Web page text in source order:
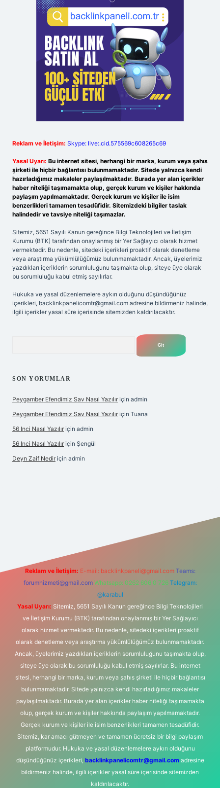
Reklam ve İletişim: Skype: live:.cid.575569c608265c69
Yasal Uyarı: Bu internet sitesi, herhangi bir marka, kurum veya şahıs
şirketi ile hiçbir bağlantısı bulunmamaktadır. Sitede yalnızca kendi
hazırladığımız makaleler paylaşılmaktadır. Burada yer alan içerikler
haber niteliği taşımamakta olup, gerçek kurum ve kişiler hakkında
paylaşım yapılmamaktadır. Gerçek kurum ve kişiler ile isim
benzerlikleri tamamen tesadüfidir. Sitemizdeki bilgiler taslak
halindedir ve tavsiye niteliği taşımazlar.
Sitemiz, 5651 Sayılı Kanun gereğince Bilgi Teknolojileri ve İletişim
Kurumu (BTK) tarafından onaylanmış bir Yer Sağlayıcı olarak hizmet
vermektedir. Bu nedenle, sitedeki içerikleri proaktif olarak denetleme
veya araştırma yükümlülüğümüz bulunmamaktadır. Ancak, üyelerimiz
yazdıkları içeriklerin sorumluluğunu taşımakta olup, siteye üye olarak
bu sorumluluğu kabul etmiş sayılırlar.
Hukuka ve yasal düzenlemelere aykırı olduğunu düşündüğünüz
içerikleri, backlinkpanelicomtr@gmail.com adresine bildirmeniz halinde,
ilgili içerikler yasal süre içerisinde sitemizden kaldırılacaktır.
SON YORUMLAR
Peygamber Efendimiz Sav Nasıl Yazılır için admin
Peygamber Efendimiz Sav Nasıl Yazılır için Tuana
56 Inci Nasıl Yazılır için admin
56 Inci Nasıl Yazılır için Şengül
Deyn Zaif Nedir için admin
Reklam ve İletişim: E-mail: backlinkpaneli@gmail.com Teams:
forumhizmeti@gmail.com Whatsapp: 0262 606 0 726 Telegram:
@karabul
Yasal Uyarı: Sitemiz, 5651 Sayılı Kanun gereğince Bilgi Teknolojileri
ve İletişim Kurumu (BTK) tarafından onaylanmış bir Yer Sağlayıcı
olarak hizmet vermektedir. Bu nedenle, sitedeki içerikleri proaktif
olarak denetleme veya araştırma yükümlülüğümüz bulunmamaktadır.
Ancak, üyelerimiz yazdıkları içeriklerin sorumluluğunu taşımakta olup,
siteye üye olarak bu sorumluluğu kabul etmiş sayılırlar. Bu internet
sitesi, herhangi bir marka, kurum veya şahıs şirketi ile hiçbir bağlantısı
bulunmamaktadır. Sitede yalnızca kendi hazırladığımız makaleler
paylaşılmaktadır. Burada yer alan içerikler haber niteliği taşımamakta
olup, gerçek kurum ve kişiler hakkında paylaşım yapılmamaktadır.
Gerçek kurum ve kişiler ile isim benzerlikleri tamamen tesadüfidir.
Sitemiz, kar amacı gütmeyen ve tamamen ücretsiz bir bilgi paylaşım
platformudur. Hukuka ve yasal düzenlemelere aykırı olduğunu
düşündüğünüz içerikleri, backlinkpanelicomtr@gmail.comadresine
bildirmeniz halinde, ilgili içerikler yasal süre içerisinde sitemizden
kaldırılacaktır.